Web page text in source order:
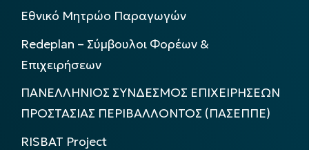
Εθνικό Μητρώο Παραγωγών
Redeplan – Σύμβουλοι Φορέων &
Επιχειρήσεων
ΠΑΝΕΛΛΗΝΙΟΣ ΣΥΝΔΕΣΜΟΣ ΕΠΙΧΕΙΡΗΣΕΩΝ
ΠΡΟΣΤΑΣΙΑΣ ΠΕΡΙΒΑΛΛΟΝΤΟΣ (ΠΑΣΕΠΠΕ)
RISBAT Project